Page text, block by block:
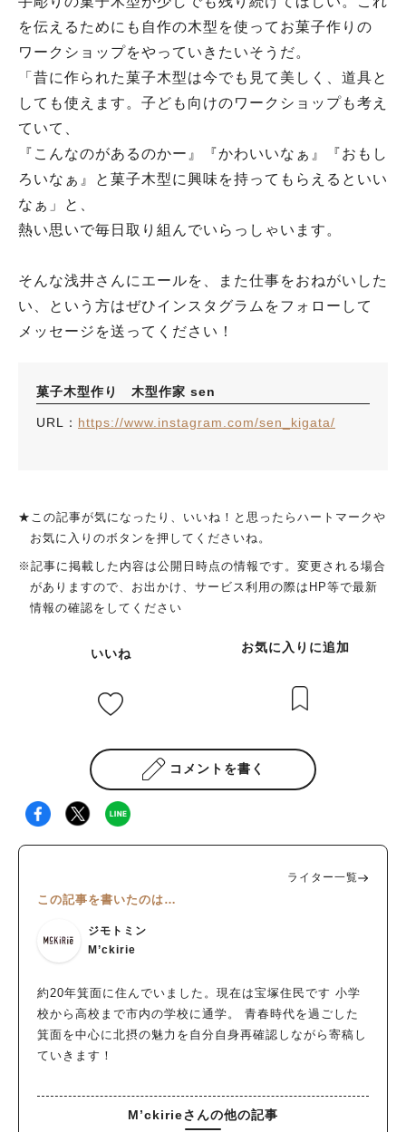
を伝えるためにも自作の木型を使ってお菓子作りの
ワークショップをやっていきたいそうだ。
「昔に作られた菓子木型は今でも見て美しく、道具と
しても使えます。子ども向けのワークショップも考え
ていて、
『こんなのがあるのかー』『かわいいなぁ』『おもし
ろいなぁ』と菓子木型に興味を持ってもらえるといい
なぁ」と、
熱い思いで毎日取り組んでいらっしゃいます。
そんな浅井さんにエールを、また仕事をおねがいした
い、という方はぜひインスタグラムをフォローして
メッセージを送ってください！
菓子木型作り 木型作家 sen
URL： https://www.instagram.com/sen_kigata/
★この記事が気になったり、いいね！と思ったらハートマークや
お気に入りのボタンを押してくださいね。
※記事に掲載した内容は公開日時点の情報です。変更される場合
がありますので、お出かけ、サービス利用の際はHP等で最新
情報の確認をしてください
いいね お気に入りに追加
コメントを書く
ライター一覧
この記事を書いたのは…
ジモトミン
M’ckirie
約20年箕面に住んでいました。現在は宝塚住民です 小学
校から高校まで市内の学校に通学。 青春時代を過ごした
箕面を中心に北摂の魅力を自分自身再確認しながら寄稿し
ていきます！
M’ckirieさんの他の記事